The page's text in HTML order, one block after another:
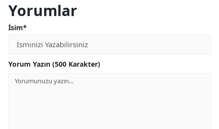
Yorumlar
İsim*
Yorum Yazın (500 Karakter)